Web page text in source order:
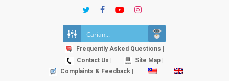
twitterfacebookyoutubeinstagram
Frequently Asked Questions |
Contact Us |
Site Map |
Complaints & Feedback |